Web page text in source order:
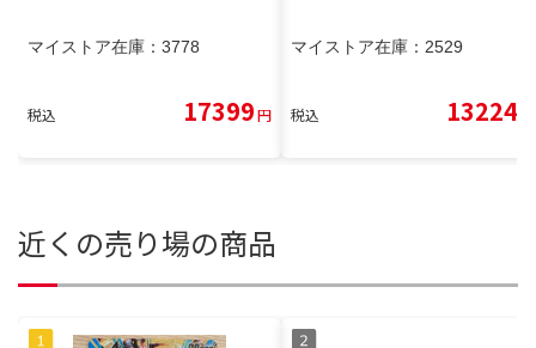
マイストア在庫： 3778
税込 17399円
マイストア在庫： 2529
税込 13224
近くの売り場の商品